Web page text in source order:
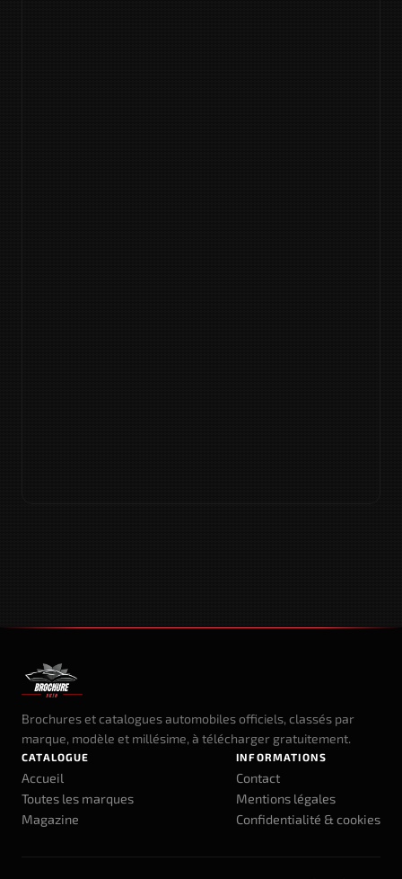
Brochures et catalogues automobiles officiels, classés par
marque, modèle et millésime, à télécharger gratuitement.
CATALOGUE
Accueil
Toutes les marques
Magazine
INFORMATIONS
Contact
Mentions légales
Confidentialité & cookies